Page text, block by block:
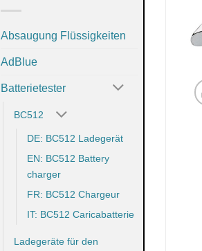
Absaugung Flüssigkeiten
AdBlue
Batterietester
BC512
DE: BC512 Ladegerät
EN: BC512 Battery
charger
FR: BC512 Chargeur
IT: BC512 Caricabatterie
Ladegeräte für den